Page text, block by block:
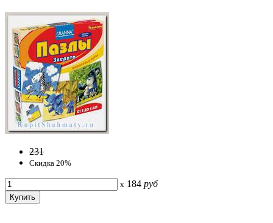
231
Скидка 20%
x 184 руб